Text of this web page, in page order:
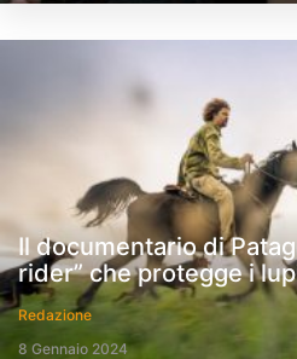
Il documentario di
rider” che protegge i
Redazione
8 Gennaio 2024